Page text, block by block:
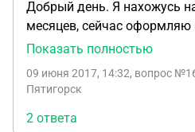
Добрый день. Я нахожусь
месяцев, сейчас оформляю
как мне известно
отчитывается этот период
установления
Показать полностью
09 июня 2017, 14:32, вопрос
Пятигорск
2 ответа